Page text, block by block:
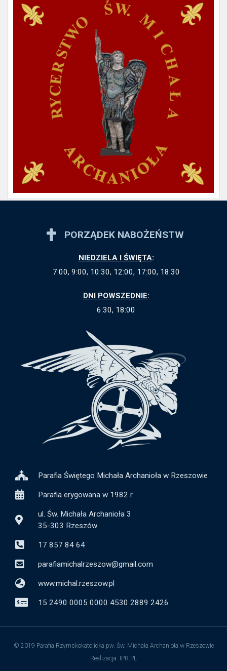
Parafia Świętego Michała Archanioła w Rzeszowie
Parafia erygowana w 1982 r.
ul. Św. Michała Archanioła 3
35-303 Rzeszów
17 857 84 64
parafiamichalrzeszow@gmail.com
www.michal.rzeszow.pl
15 2490 0005 0000 4530 2889 2426
PORZĄDEK NABOŻEŃSTW
NIEDZIELA I ŚWIĘTA:
7:00, 9:00, 10:30, 12:00, 17:00, 18:30
DNI POWSZEDNIE:
6:30, 18:00
© 2019 Parafia Rzymskokatolicka pw. Św. Michała Archanioła w Rzeszowie
Realizacja: IPR.PL